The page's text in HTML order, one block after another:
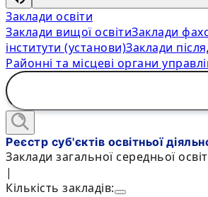
Заклади освіти
Заклади вищої освітиЗаклади
інститути (установи)Заклади
Районні та місцеві органи
Реєстр суб'єктів освітньої
Заклади загальної середньої
|
Кількість закладів: